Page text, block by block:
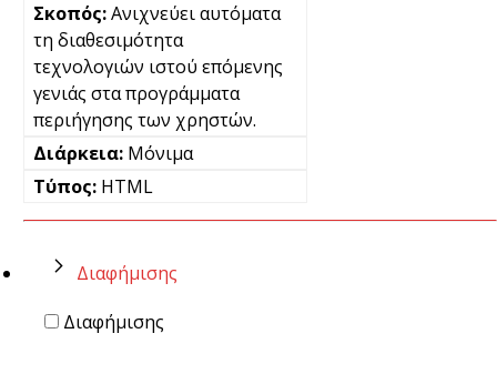
Ανιχνεύει αυτόματα
τη διαθεσιμότητα
τεχνολογιών ιστού επόμενης
γενιάς στα προγράμματα
περιήγησης των χρηστών.
Μόνιμα
HTML
Διαφήμισης
Διαφήμισης